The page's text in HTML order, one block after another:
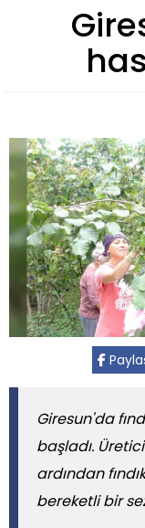
Giresun'da
başladı.
ardından
bereketli bir